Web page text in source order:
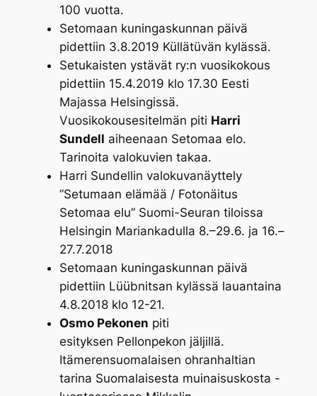
100 vuotta.
Setomaan kuningaskunnan päivä
pidettiin 3.8.2019 Küllätüvän kylässä.
Setukaisten ystävät ry:n vuosikokous
pidettiin 15.4.2019 klo 17.30 Eesti
Majassa Helsingissä.
Vuosikokousesitelmän piti Harri
Sundell aiheenaan Setomaa elo.
Tarinoita valokuvien takaa.
Harri Sundellin valokuvanäyttely
”Setumaan elämää / Fotonäitus
Setomaa elu” Suomi-Seuran tiloissa
Helsingin Mariankadulla 8.–29.6. ja 16.–
27.7.2018
Setomaan kuningaskunnan päivä
pidettiin Lüübnitsan kylässä lauantaina
4.8.2018 klo 12-21.
Osmo Pekonen piti
esityksen Pellonpekon jäljillä.
Itämerensuomalaisen ohranhaltian
tarina Suomalaisesta muinaisuskosta -